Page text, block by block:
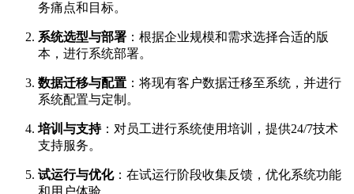
务痛点和目标。
系统选型与部署 ：根据企业规模和需求选择合适的版
本，进行系统部署。
数据迁移与配置 ：将现有客户数据迁移至系统，并进行
系统配置与定制。
培训与支持：对员工进行系统使用培训，提供24/7技术
支持服务。
试运行与优化：在试运行阶段收集反馈，优化系统功能